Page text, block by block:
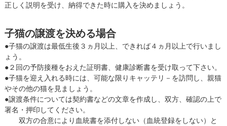
正しく説明を受け、納得できた時に購入を決めましょう。
子猫の譲渡を決める場合
●子猫の譲渡は最低生後３ヵ月以上、できれば４ヵ月以上で行いまし
ょう。
●２回の予防接種をおえた証明書、健康診断書を受け取って下さい。
●子猫を迎え入れる時には、可能な限りキャッテリ－を訪問し、親猫
やその他の猫を見ましょう。
●譲渡条件については契約書などの文章を作成し、双方、確認の上で
署名・押印してください。
双方の合意により血統書を添付しない（血統登録をしない）と